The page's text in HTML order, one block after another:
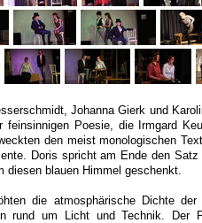
Johanna Gierk und
feinsinnigen Poesie, die Irmgard
den meist monologischen
Doris spricht am Ende den
diesen blauen Himmel geschenkt.
die atmosphärische Dichte
rund um Licht und Technik. Der